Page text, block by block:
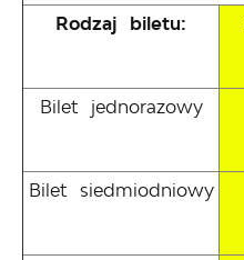
Rodzaj biletu:
Bilet jednorazowy
Bilet siedmiodniowy